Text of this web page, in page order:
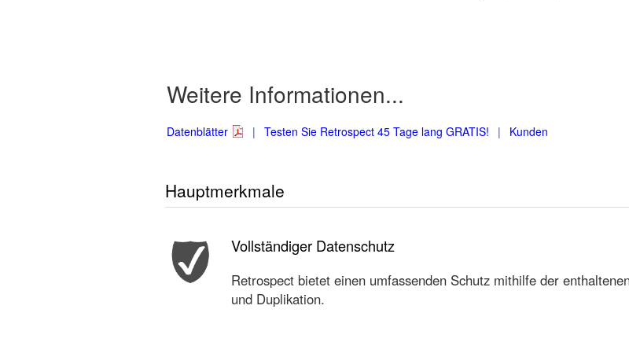
Weitere Informationen...
Datenblätter | Testen Sie Retrospect 45 Tage lang GRATIS! | Kunden
Hauptmerkmale
Vollständiger Datenschutz
Retrospect bietet einen umfassenden Schutz mithilfe der
und Duplikation.